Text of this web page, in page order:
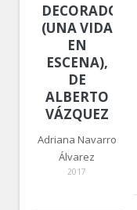
DECORADO
(UNA VIDA
EN
ESCENA),
DE
ALBERTO
VÁZQUEZ
Adriana Navarro
Álvarez
2017